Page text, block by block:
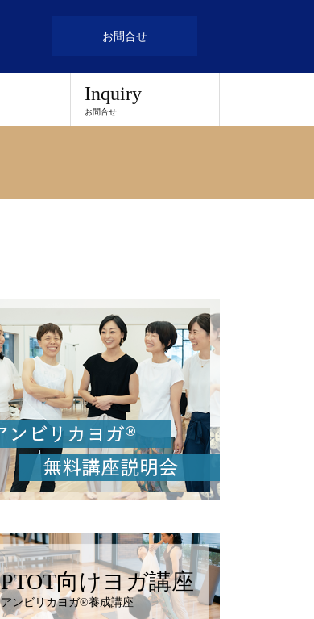
お問合せ
Inquiry
お問合せ
PTOT向けヨガ講座
アンビリカヨガ®︎養成講座